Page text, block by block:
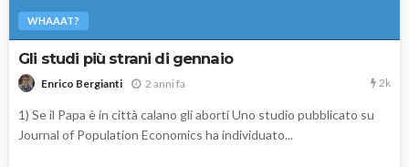
WHAAAT?
Gli studi più strani di gennaio
Enrico Bergianti 2 anni fa 2k
1) Se il Papa è in città calano gli aborti Uno studio pubblicato su
Journal of Population Economics ha individuato...